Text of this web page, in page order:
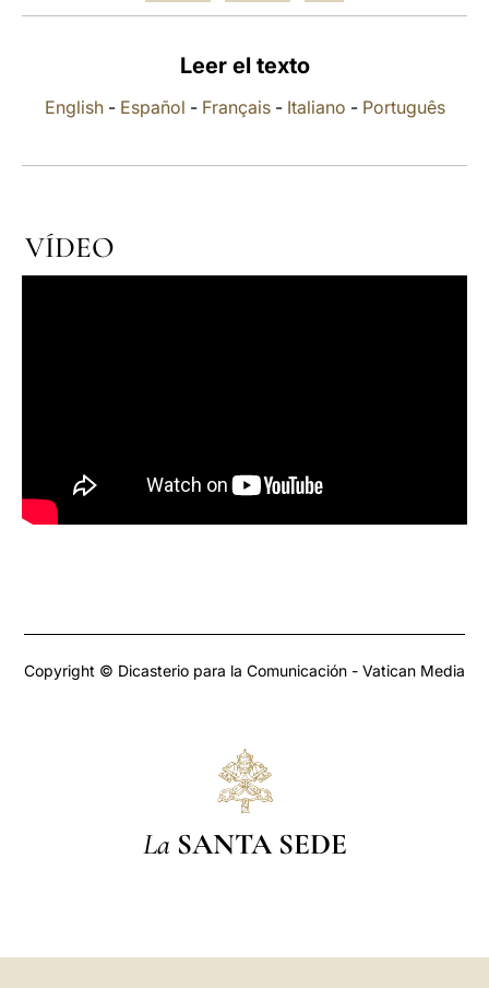
Leer el texto
English- Español - Français- Italiano - Português
VÍDEO
Copyright © Dicasterio para la Comunicación - Vatican Media
La SANTA SEDE